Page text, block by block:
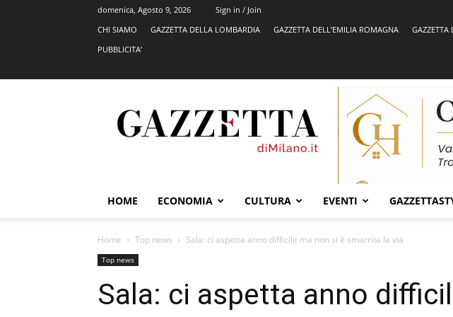
domenica, Agosto 9, 2026
Sign in / Join
CHI SIAMO
GAZZETTA DELLA LOMBARDIA GAZZETTA DELL’EMILIA ROMAGNA GAZZETTA
PUBBLICITA’
HOME ECONOMIA CULTURA EVENTI
Home Top news Sala: ci aspetta anno difficile ma non si è smarrita la via
Top news
Sala: ci aspetta anno